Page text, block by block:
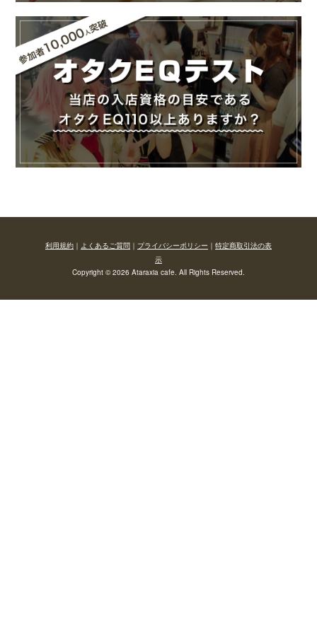
利用規約 ｜ よくあるご質問 ｜ プライバシーポリシー ｜ 特定商取引法の表
示
Copyright © 2026 Ataraxia cafe. All Rights Reserved.